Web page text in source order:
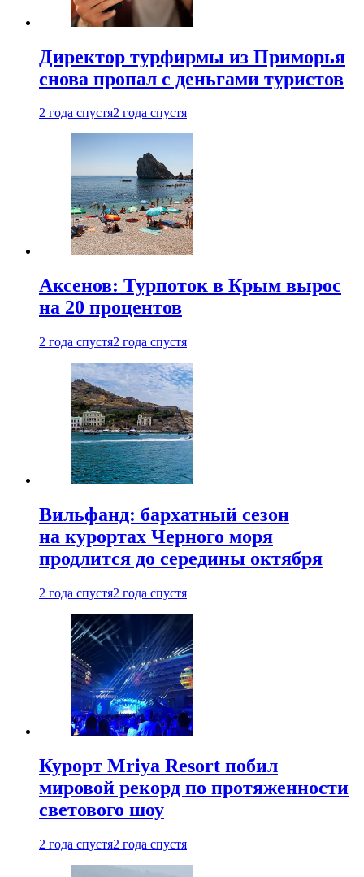
Директор турфирмы из Приморья
снова пропал с деньгами туристов
2 года спустя2 года спустя
Аксенов: Турпоток в Крым вырос
на 20 процентов
2 года спустя2 года спустя
Вильфанд: бархатный сезон
на курортах Черного моря
продлится до середины октября
2 года спустя2 года спустя
Курорт Mriya Resort побил
мировой рекорд по протяженности
светового шоу
2 года спустя2 года спустя